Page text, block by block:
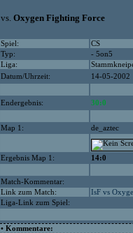
vs. Oxygen Fighting Force
Spiel:
CS
Typ:
- 5on5
Liga:
Datum/Uhrzeit:
14-05-2002
Endergebnis: 30:0
Map 1: de_aztec
Ergebnis Map 1: 14:0
Match-Kommentar:
Link zum Match:
IsF vs
Liga-Link zum Spiel:
• Kommentare: